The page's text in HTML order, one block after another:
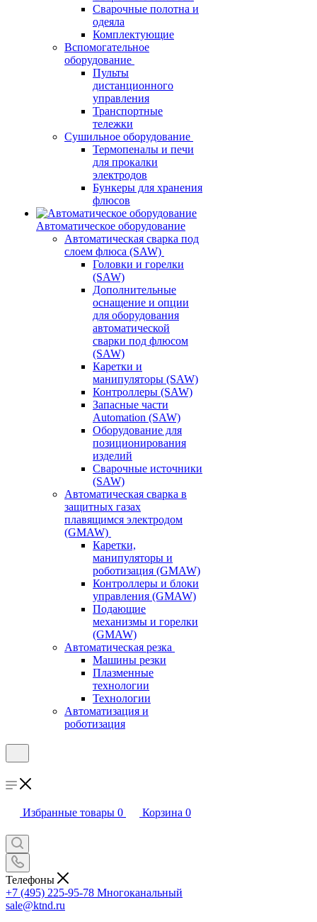
Сварочные полотна и
одеяла
Комплектующие
Вспомогательное
оборудование
Пульты
дистанционного
управления
Транспортные
тележки
Сушильное оборудование
Термопеналы и печи
для прокалки
электродов
Бункеры для хранения
флюсов
Автоматическое оборудование
Автоматическая сварка под
слоем флюса (SAW)
Головки и горелки
(SAW)
Дополнительные
оснащение и опции
для оборудования
автоматической
сварки под флюсом
(SAW)
Каретки и
манипуляторы (SAW)
Контроллеры (SAW)
Запасные части
Automation (SAW)
Оборудование для
позиционирования
изделий
Сварочные источники
(SAW)
Автоматическая сварка в
защитных газах
плавящимся электродом
(GMAW)
Каретки,
манипуляторы и
роботизация (GMAW)
Контроллеры и блоки
управления (GMAW)
Подающие
механизмы и горелки
(GMAW)
Автоматическая резка
Машины резки
Плазменные
технологии
Технологии
Автоматизация и
роботизация
Избранные товары 0 Корзина 0
Телефоны
+7 (495) 225-95-78 Многоканальный
sale@ktnd.ru